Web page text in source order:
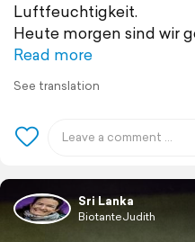
Luftfeuchtigkeit.
Heute morgen sind wir
Read more
See translation
Sri Lanka
BiotanteJudith